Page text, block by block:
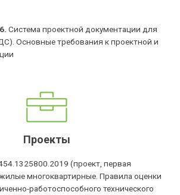
Система проектной документации для
Основные требования к проектной и
Проекты
(проект, первая
многоквартирные. Правила оценки
работоспособного технического